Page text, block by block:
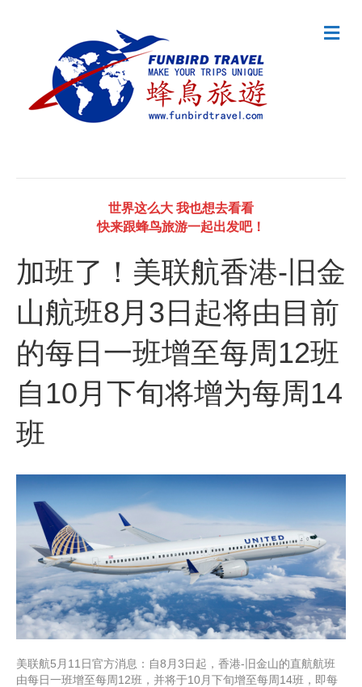
世界这么大 我也想去看看
快来跟蜂鸟旅游一起出发吧！
M
e
加班了！美联航香港-旧金
山航班8月3日起将由目前
的每日一班增至每周12班
自10月下旬将增为每周14
班
美联航5月11日官方消息：自8月3日起，香港-旧金山的直航航班
由每日一班增至每周12班，并将于10月下旬增至每周14班，即每